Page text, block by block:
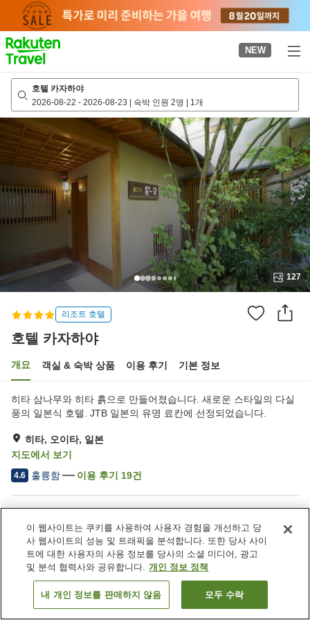
page
NEW
호텔 카자하야
2026-08-22 - 2026-08-23 | 숙박 인원 2명 | 1개
127
리조트 호텔
호텔 카자하야
개요 객실 & 숙박 상품 이용 후기 기본 정보
히타 삼나무와 히타 흙으로 만들어졌습니다. 새로운 스타일의 다실
풍의 일본식 호텔. JTB 일본의 유명 료칸에 선정되었습니다.
히타, 오이타, 일본
지도에서 보기
4.6 훌륭함 이용 후기 19건
주차장
제트 욕조
스파 / 미용실
레스토랑
객실 보기
이 웹사이트는 쿠키를 사용하여 사용자 경험을 개선하고 당
사 웹사이트의 성능 및 트래픽을 분석합니다. 또한 당사 사이
트에 대한 사용자의 사용 정보를 당사의 소셜 미디어, 광고
및 분석 협력사와 공유합니다. 개인 정보 정책
내 개인 정보를 판매하지 않음 모두 수락